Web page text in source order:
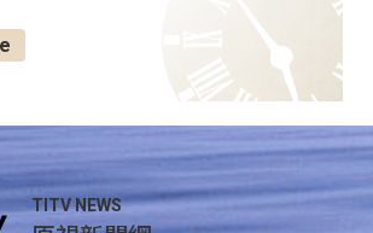
TITV NEWS